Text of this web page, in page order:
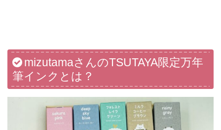
mizutamaさんのTSUTAYA限定万年
筆インクとは？